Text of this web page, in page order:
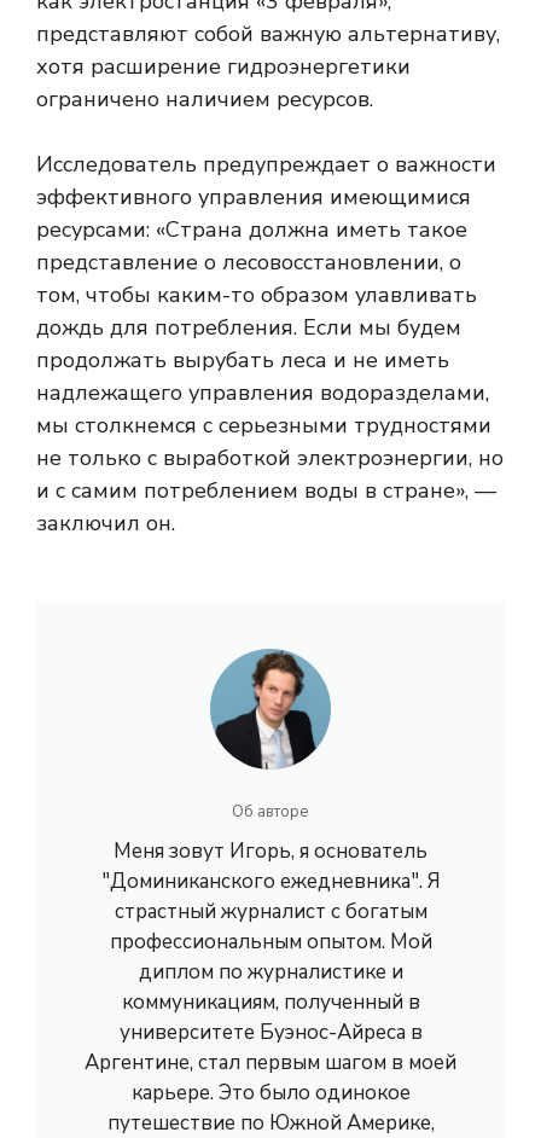
представляют собой важную альтернативу,
хотя расширение гидроэнергетики
ограничено наличием ресурсов.
Исследователь предупреждает о важности
эффективного управления имеющимися
ресурсами: «Страна должна иметь такое
представление о лесовосстановлении, о
том, чтобы каким-то образом улавливать
дождь для потребления. Если мы будем
продолжать вырубать леса и не иметь
надлежащего управления водоразделами,
мы столкнемся с серьезными трудностями
не только с выработкой электроэнергии, но
и с самим потреблением воды в стране», —
заключил он.
Об авторе
Меня зовут Игорь, я основатель
"Доминиканского ежедневника". Я
страстный журналист с богатым
профессиональным опытом. Мой
диплом по журналистике и
коммуникациям, полученный в
университете Буэнос-Айреса в
Аргентине, стал первым шагом в моей
карьере. Это было одинокое
путешествие по Южной Америке,